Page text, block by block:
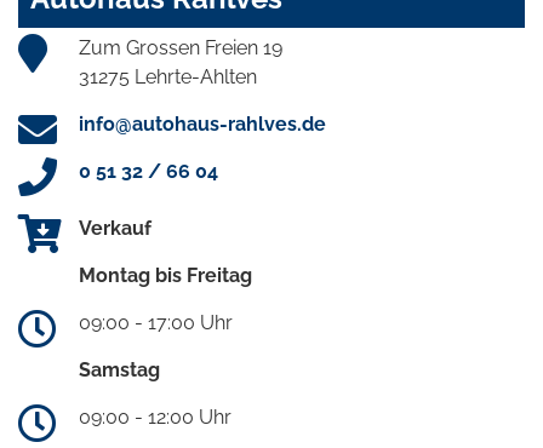
Zum Grossen Freien 19
31275 Lehrte-Ahlten
info@autohaus-rahlves.de
0 51 32 / 66 04
Verkauf
Montag bis Freitag
09:00 - 17:00 Uhr
Samstag
09:00 - 12:00 Uhr